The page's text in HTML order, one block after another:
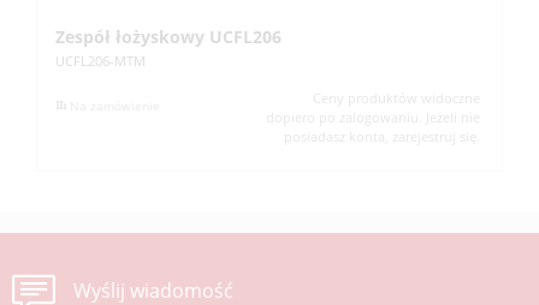
Zespół łożyskowy UCFL206
UCFL206-MTM
Ceny produktów widoczne
dopiero po zalogowaniu. Jeżeli nie
posiadasz konta, zarejestruj się.
Wyślij wiadomość